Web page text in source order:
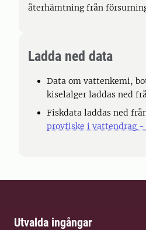
återhämtning från
Ladda ned data
Data om vattenkemi,
kiselalger laddas ned
Fiskdata laddas ned
provfiske i vattendrag -
Utvalda ingångar